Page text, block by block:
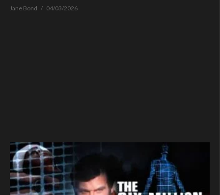
Jane Bond 04/03/2026